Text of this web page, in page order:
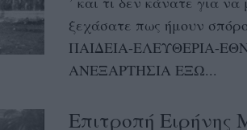
ξεχάσατε πως ήμουν
ΠΑΙΔΕΙΑ-ΕΛΕΥΘΕΡΙΑ-
ΑΝΕΞΑΡΤΗΣΙΑ ΕΞΩ...
Επιτροπή Ειρήνης